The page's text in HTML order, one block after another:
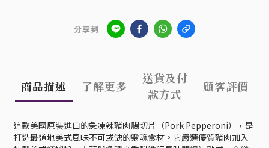
分享到
商品描述 了解更多
送貨及付
款方式
顧客評價
這款美國原裝進口的急凍辣豬肉腸切片（Pork Pepperoni），是
打造最道地美式風味不可或缺的靈魂食材。它嚴選優質豬肉加入